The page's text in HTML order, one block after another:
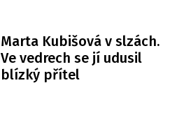
Marta Kubišová v slzách.
Ve vedrech se jí udusil
blízký přítel